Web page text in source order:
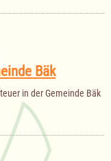
Bäk
in der Gemeinde Bäk